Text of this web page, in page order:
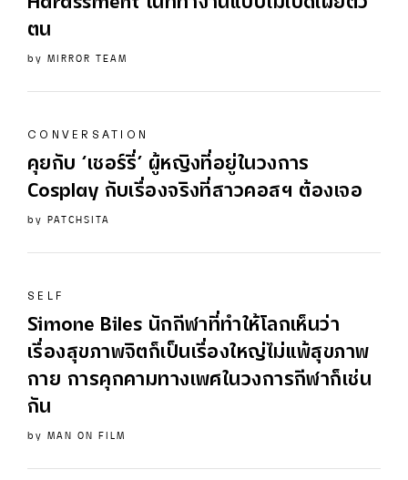
Harassment ในที่ทำงานแบบไม่เปิดเผยตัว
ตน
by MIRROR TEAM
CONVERSATION
คุยกับ ‘เชอร์รี่’ ผู้หญิงที่อยู่ในวงการ
Cosplay กับเรื่องจริงที่สาวคอสฯ ต้องเจอ
by PATCHSITA
SELF
Simone Biles นักกีฬาที่ทำให้โลกเห็นว่า
เรื่องสุขภาพจิตก็เป็นเรื่องใหญ่ไม่แพ้สุขภาพ
กาย การคุกคามทางเพศในวงการกีฬาก็เช่น
กัน
by MAN ON FILM